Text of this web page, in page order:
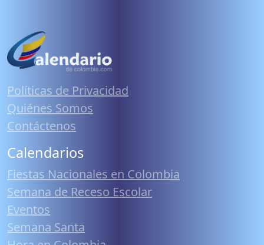
Políticas de Privacidad
Quiénes Somos
Contáctenos
Calendarios
Fiestas Nacionales en Colombia
Semana de Receso Escolar
Eventos
Semana Santa